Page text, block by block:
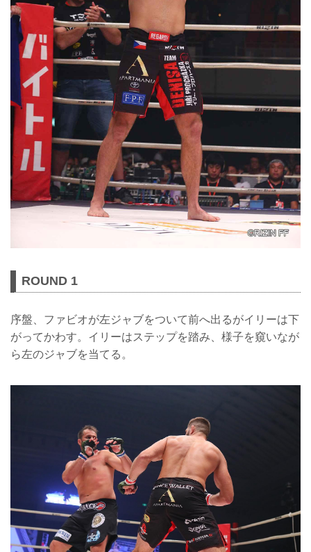
ROUND 1
序盤、ファビオが左ジャブをついて前へ出るがイリーは下
がってかわす。イリーはステップを踏み、様子を窺いなが
ら左のジャブを当てる。